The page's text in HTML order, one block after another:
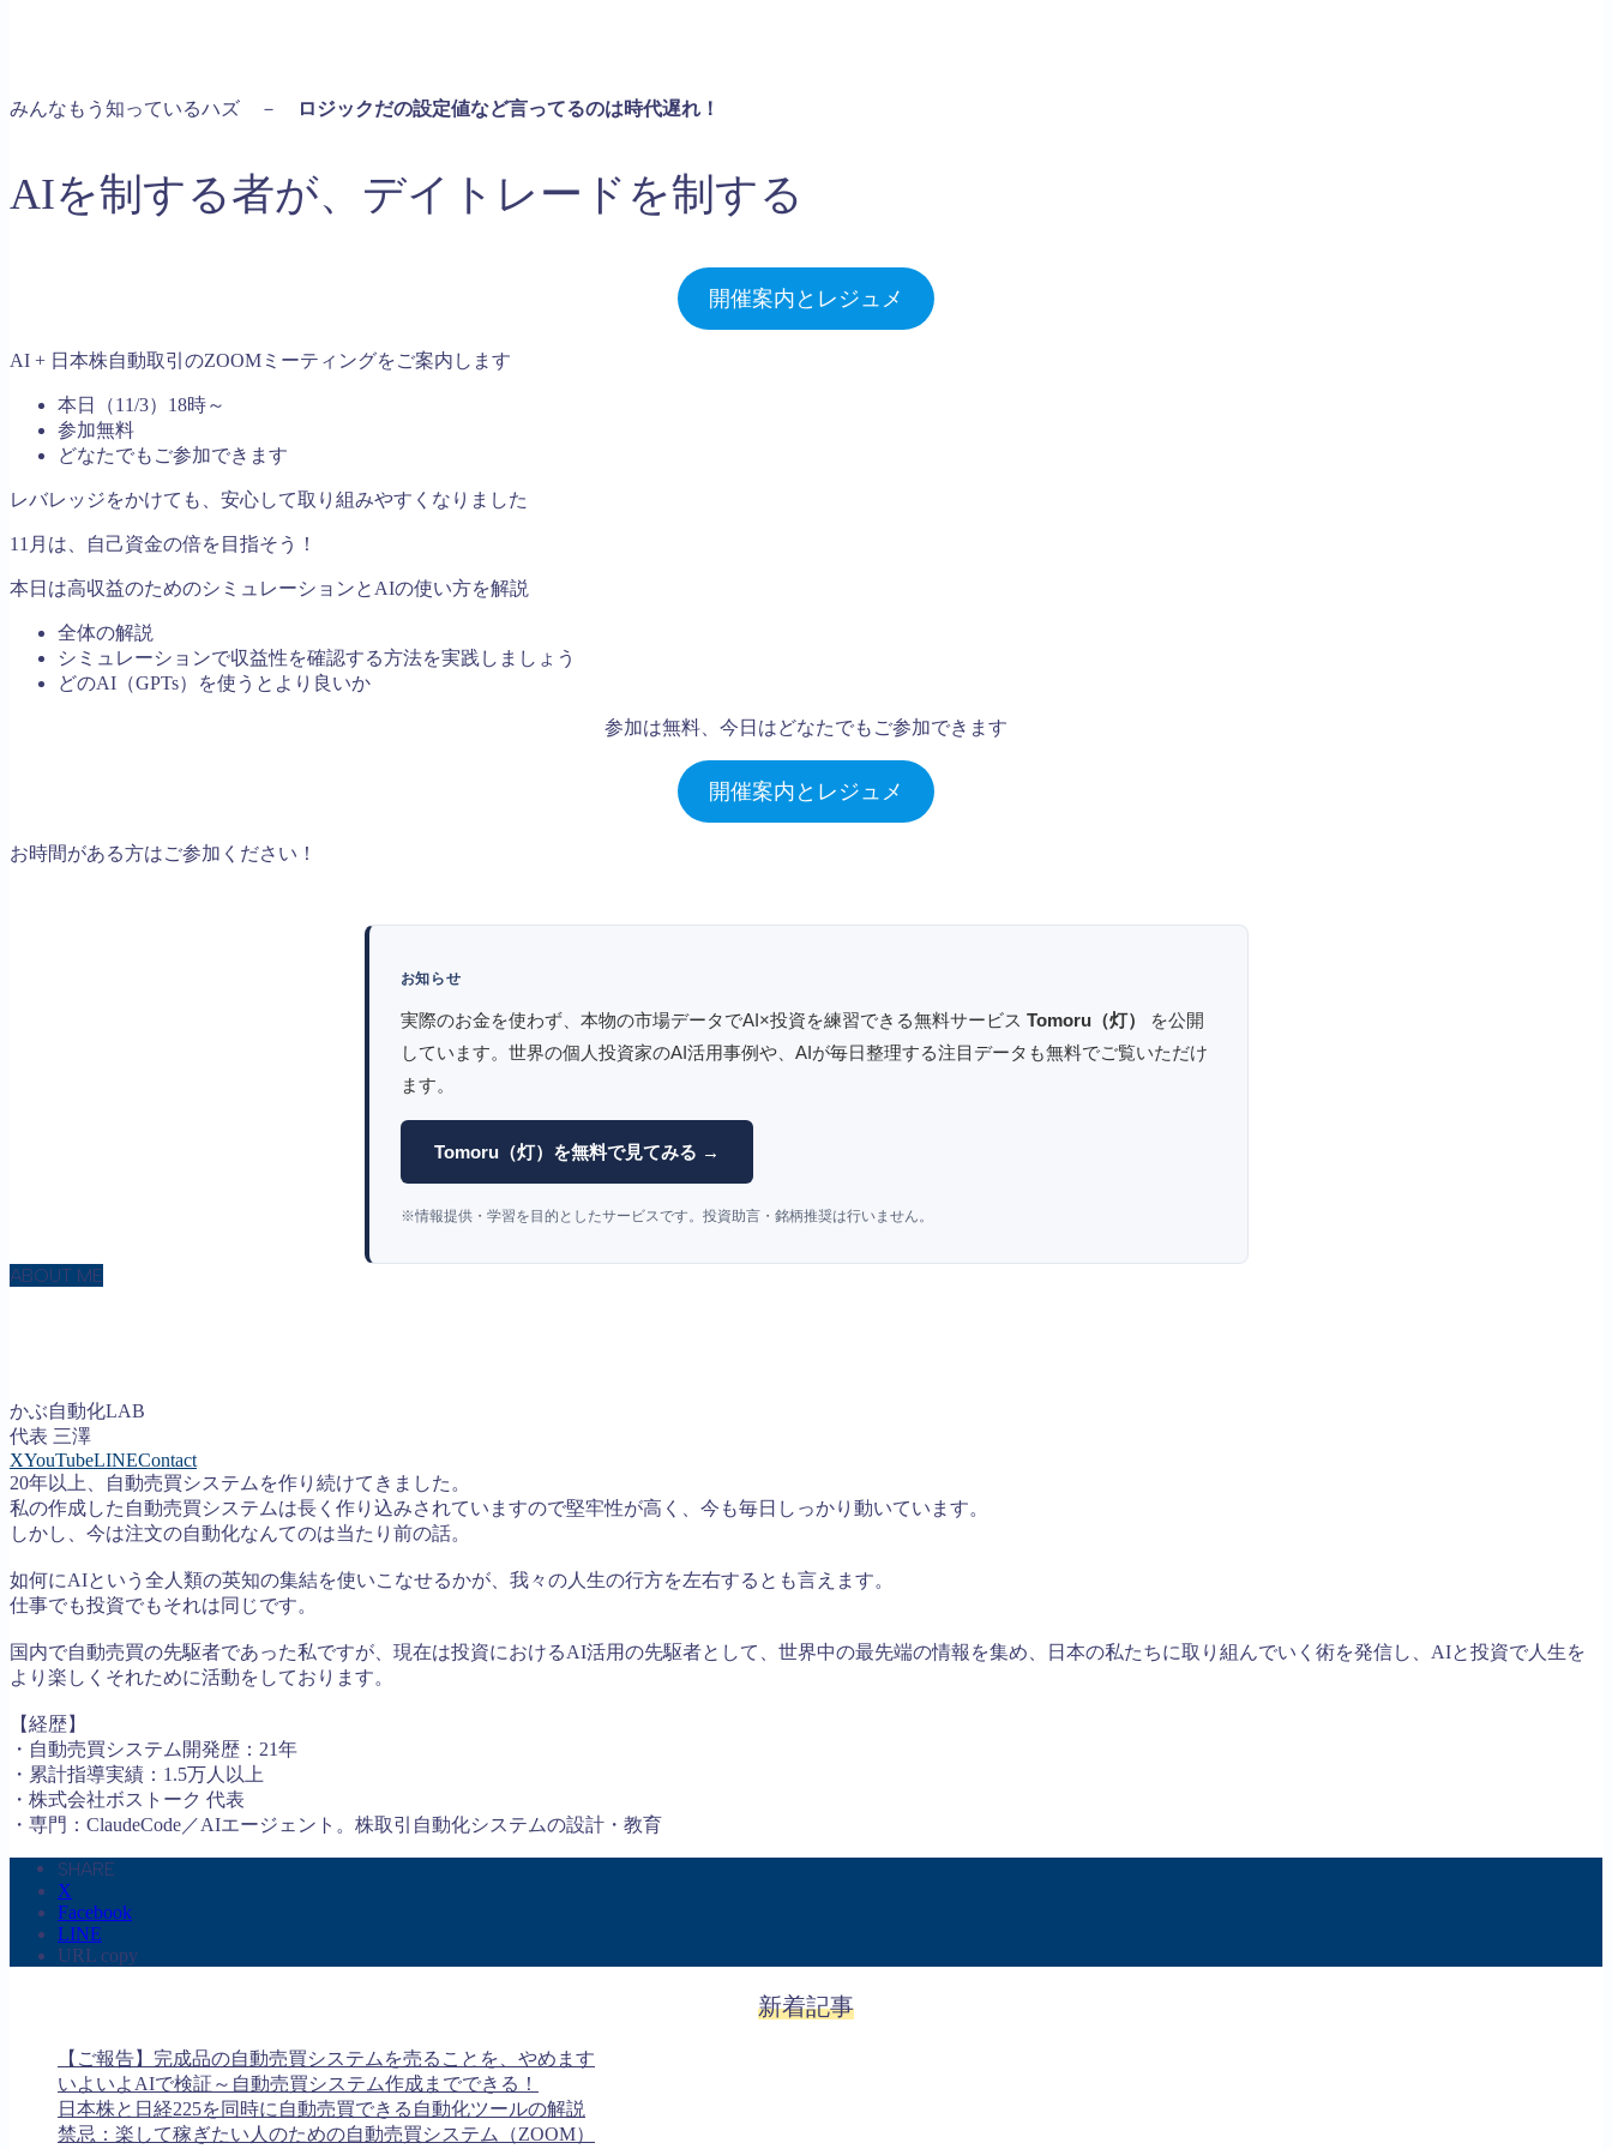
みんなもう知っているハズ － ロジックだの設定値など言ってるのは時代遅れ！
AIを制する者が、デイトレードを制する
開催案内とレジュメ
AI + 日本株自動取引のZOOMミーティングをご案内します
本日（11/3）18時～
参加無料
どなたでもご参加できます
レバレッジをかけても、安心して取り組みやすくなりました
11月は、自己資金の倍を目指そう！
本日は高収益のためのシミュレーションとAIの使い方を解説
全体の解説
シミュレーションで収益性を確認する方法を実践しましょう
どのAI（GPTs）を使うとより良いか
参加は無料、今日はどなたでもご参加できます
開催案内とレジュメ
お時間がある方はご参加ください！
お知らせ
実際のお金を使わず、本物の市場データでAI×投資を練習できる無料サービス Tomoru（灯）
を公開
しています。世界の個人投資家のAI活用事例や、AIが毎日整理する注目データも無料でご覧いただけ
ます。
Tomoru（灯）を無料で見てみる →
※情報提供・学習を目的としたサービスです。投資助言・銘柄推奨は行いません。
ABOUT ME
かぶ自動化LAB
代表 三澤
XYouTubeLINEContact
20年以上、自動売買システムを作り続けてきました。
私の作成した自動売買システムは長く作り込みされていますので堅牢性が高く、今も毎日しっかり動いています。
しかし、今は注文の自動化なんてのは当たり前の話。
如何にAIという全人類の英知の集結を使いこなせるかが、我々の人生の行方を左右するとも言えます。
仕事でも投資でもそれは同じです。
国内で自動売買の先駆者であった私ですが、現在は投資におけるAI活用の先駆者として、世界中の最先端の情報を集め、日本の私たちに取り組んでいく術を発信し、AIと投資で人生を
より楽しくそれために活動をしております。
【経歴】
・自動売買システム開発歴：21年
・累計指導実績：1.5万人以上
・株式会社ボストーク 代表
・専門：ClaudeCode／AIエージェント。株取引自動化システムの設計・教育
SHARE
X
Facebook
LINE
URL copy
新着記事
【ご報告】完成品の自動売買システムを売ることを、やめます
いよいよAIで検証～自動売買システム作成までできる！
日本株と日経225を同時に自動売買できる自動化ツールの解説
禁忌：楽して稼ぎたい人のための自動売買システム（ZOOM）